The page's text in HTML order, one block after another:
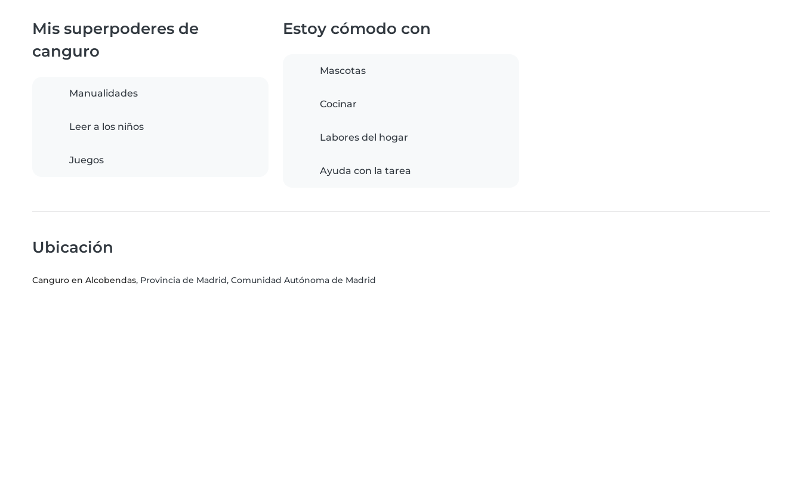
Mis superpoderes de
canguro
Manualidades
Leer a los niños
Juegos
Estoy cómodo con
Mascotas
Cocinar
Labores del hogar
Ayuda con la tarea
Ubicación
Canguro en Alcobendas, Provincia de Madrid, Comunidad Autónoma de Madrid